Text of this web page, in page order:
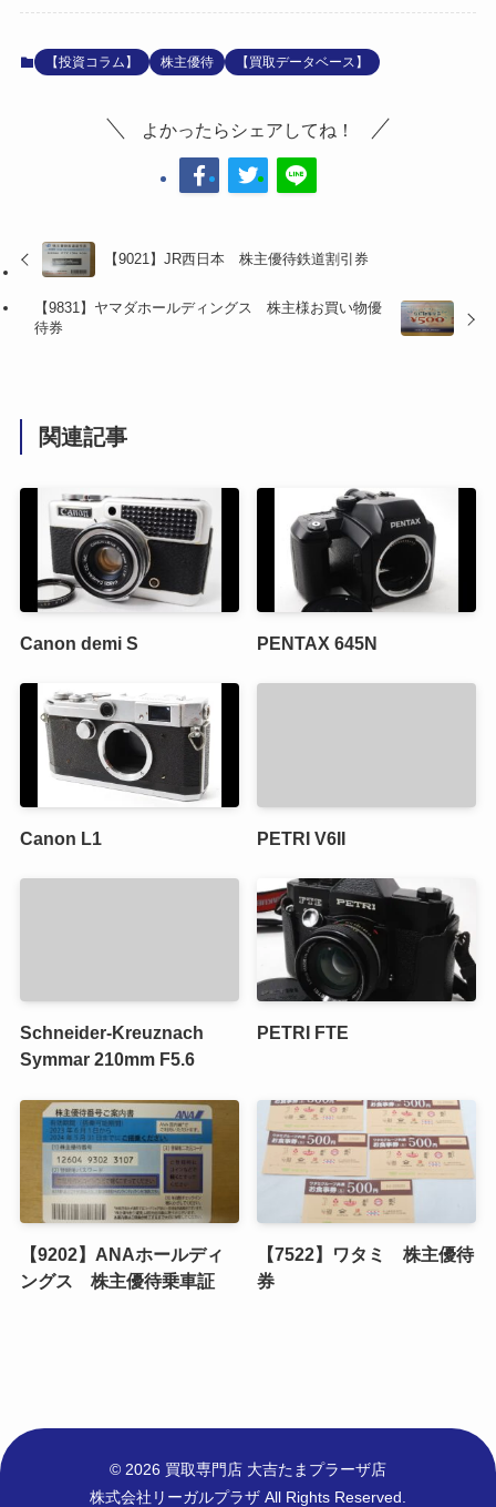
【投資コラム】 株主優待 【買取データベース】
よかったらシェアしてね！
【9021】JR西日本 株主優待鉄道割引券
【9831】ヤマダホールディングス 株主様お買い物優
待券
関連記事
Canon demi S PENTAX 645N
Canon L1 PETRI V6II
Schneider-Kreuznach
Symmar 210mm F5.6
PETRI FTE
【9202】ANAホールディ
ングス 株主優待乗車証
【7522】ワタミ 株主優待
券
© 2026 買取専門店 大吉たまプラーザ店
株式会社リーガルプラザ All Rights Reserved.